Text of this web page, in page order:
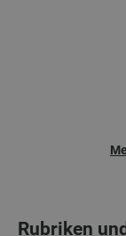
Rubriken